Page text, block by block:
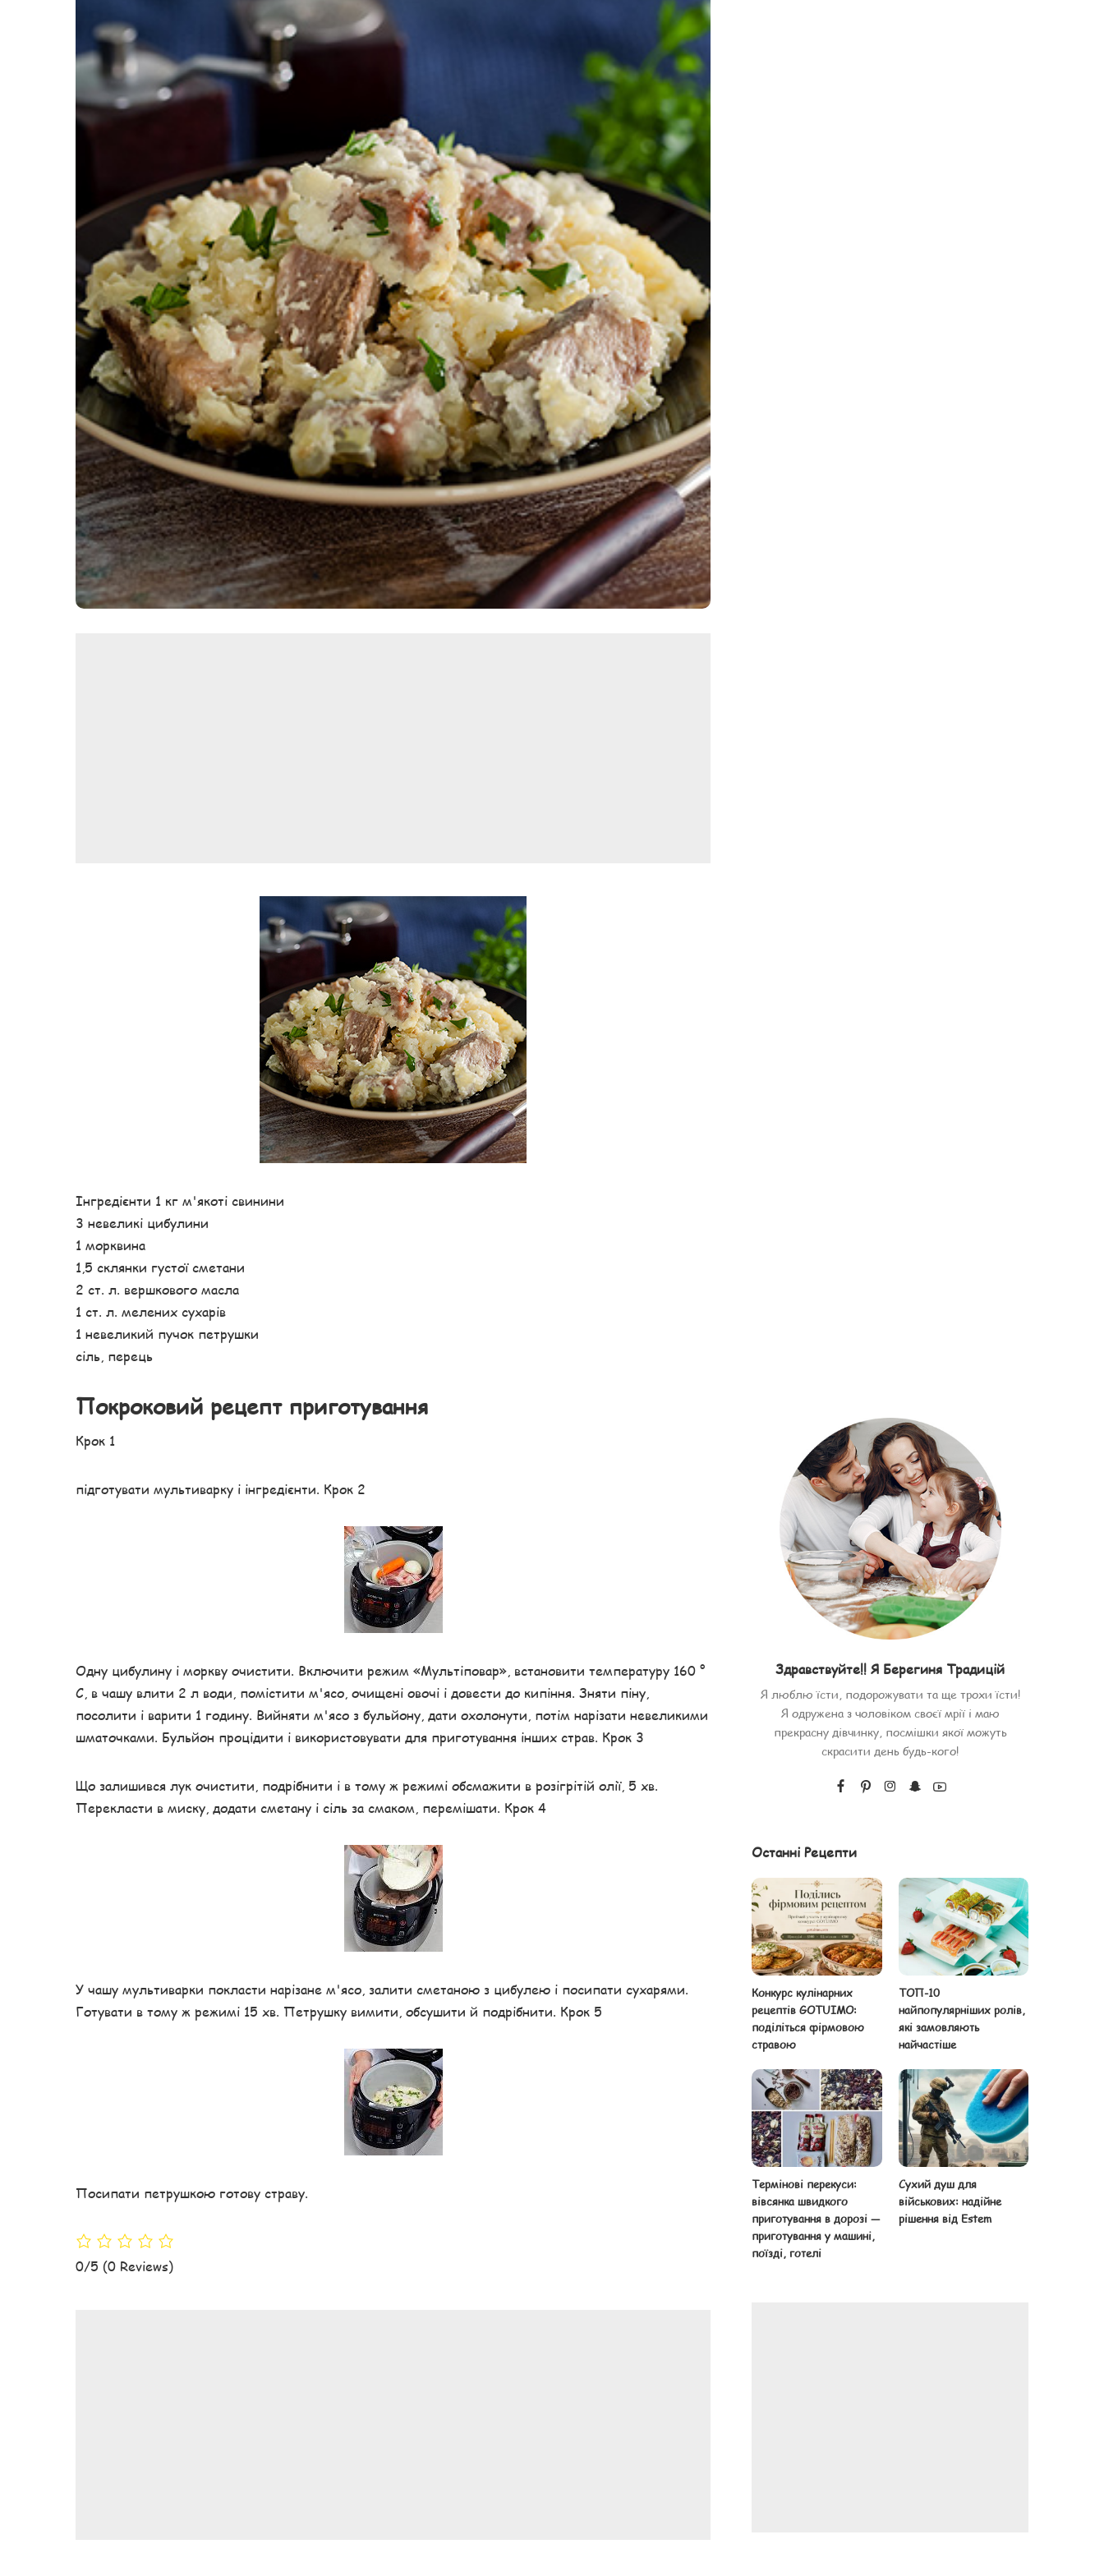
Мясо по-французьки
Шинка
Рецепти із фаршу
Інгредієнти 1 кг м'якоті свинини
3 невеликі цибулини
1 морквина
1,5 склянки густої сметани
2 ст. л. вершкового масла
1 ст. л. мелених сухарів
1 невеликий пучок петрушки
сіль, перець
Покроковий рецепт приготування
Крок 1
підготувати мультиварку і інгредієнти. Крок 2
Одну цибулину і моркву очистити. Включити режим «Мультіповар», встановити температуру 160 °
С, в чашу влити 2 л води, помістити м'ясо, очищені овочі і довести до кипіння. Зняти піну,
посолити і варити 1 годину. Вийняти м'ясо з бульйону, дати охолонути, потім нарізати невеликими
шматочками. Бульйон процідити і використовувати для приготування інших страв. Крок 3
Що залишився лук очистити, подрібнити і в тому ж режимі обсмажити в розігрітій олії, 5 хв.
Перекласти в миску, додати сметану і сіль за смаком, перемішати. Крок 4
У чашу мультиварки покласти нарізане м'ясо, залити сметаною з цибулею і посипати сухарями.
Готувати в тому ж режимі 15 хв. Петрушку вимити, обсушити й подрібнити. Крок 5
Посипати петрушкою готову страву.
0/5 (0 Reviews)
Здравствуйте!! Я Берегиня Традицій
Я люблю їсти, подорожувати та ще трохи їсти!
Я одружена з чоловіком своєї мрії і маю
прекрасну дівчинку, посмішки якої можуть
скрасити день будь-кого!
Останні Рецепти
Конкурс кулінарних
рецептів GOTUIMO:
поділіться фірмовою
стравою
ТОП-10
найпопулярніших ролів,
які замовляють
найчастіше
Термінові перекуси:
вівсянка швидкого
приготування в дорозі —
приготування у машині,
поїзді, готелі
Сухий душ для
військових: надійне
рішення від Estem